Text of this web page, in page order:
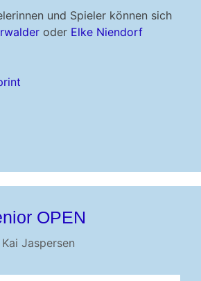
und Spieler können sich
oder Elke Niendorf
OPEN
Kai Jaspersen